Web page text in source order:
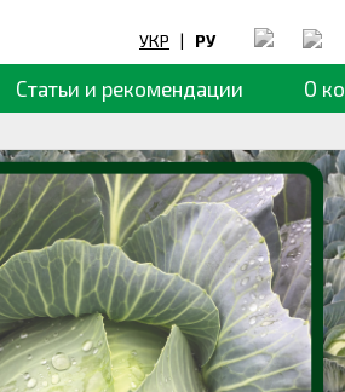
УКР | РУ
Статьи и рекомендации О